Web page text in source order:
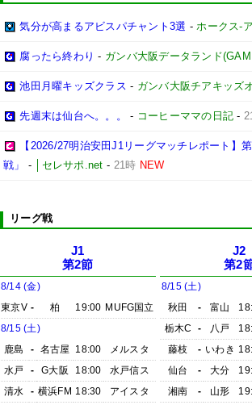
気分が高まるアビスパチャント3選 -ホークス-
腐ったら終わり - ガンバ大阪データランド
池田月曜キッズクラス - ガンバ大阪チアキッズ
先週末は仙台へ。。。 - コーヒーママの日記 -
【2026/27明治安田J1リーグマッチレポート】
戦」
- │セレサポ.net - 21時 NEW
リーグ戦
J1
第2節
8/14 (金)
東京V - 柏 19:00 MUFG国立
8/15 (土)
鹿島
- 名古屋 18:00
メルスタ
水戸
- G大阪 18:00
水戸信ス
清水
- 横浜FM 18:30
アイスタ
J2
第2
8/15 (土)
秋田
- 富山
栃木C
- 八戸
藤枝
- いわき
仙台
- 大分
湘南
- 山形